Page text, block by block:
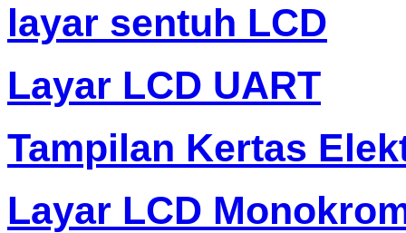
layar sentuh LCD
Layar LCD UART
Tampilan Kertas
Layar LCD